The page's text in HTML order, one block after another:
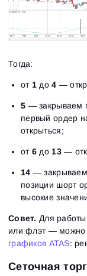
Тогда:
от 1 до4 —
5 — закрываем
первый ордер
открыться;
от 6 до 13—
14 — закрываем
позиции шорт
высокие
Совет. Для
или флэт — можно
графиков ATAS:
Сеточная